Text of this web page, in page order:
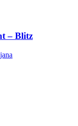
– Blitz